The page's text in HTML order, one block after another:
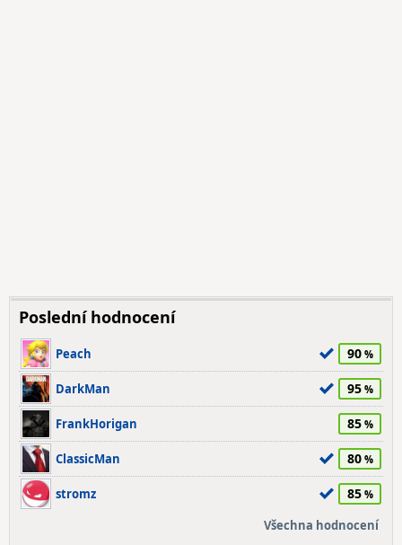
Poslední hodnocení
Peach 90
DarkMan 95
FrankHorigan 85
ClassicMan 80
stromz 85
Všechna hodnocení